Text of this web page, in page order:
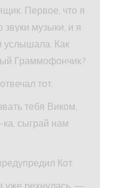
Первое, что я
музыки, и я
услышала. Как
Граммофончик?
тот.
тебя Виком,
сыграй нам
Кот.
уже рехнулась, —